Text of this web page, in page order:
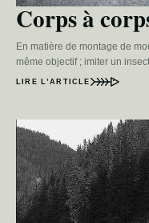
Corps à
En matière de montage de
même objectif ; imiter un
LIRE L’ARTICLE